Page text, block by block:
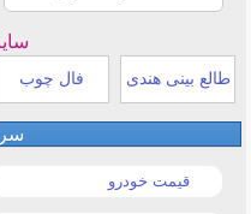
طالع بینی هندی فال چوب
قیمت خودرو